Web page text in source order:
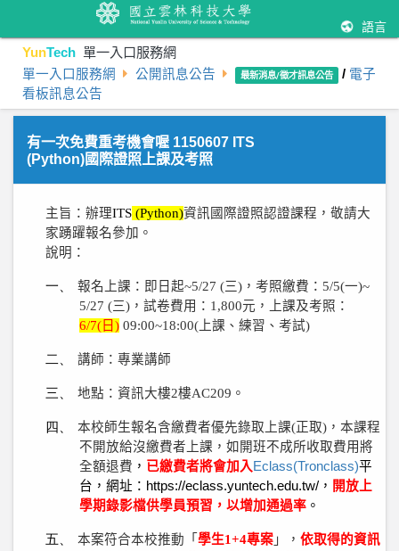
語言
YunTech 單一入口服務網
單一入口服務網 公開訊息公告 最新消息/徵才訊息公告 / 電子
看板訊息公告
有一次免費重考機會喔 1150607 ITS
(Python)國際證照上課及考照
主旨：辦理ITS (Python)資訊國際證照認證課程，敬請大
家踴躍報名參加。
說明：
一、 報名上課：即日起~5/27 (三) ，考照繳費： 5/5(一)~
5/27 (三)，試卷費用： 1,800元，上課及考照：
6/7(日 ) 09:00~18:00(上課、練習、考試)
二、 講師：專業講師
三、 地點：資訊大樓2樓AC209 。
四、 本校師生報名含繳費者優先錄取上課(正取) ，本課程
不開放給沒繳費者上課，如開班不成所收取費用將
全額退費 ， 已繳費者將會加入 Eclass(Tronclass)平
台 ， 網址 ： https://eclass.yuntech.edu.tw/， 開放上
學期錄影檔供學員預習 ， 以增加通過率。
五、 本案符合本校推動 「 學生1+4專案 」， 依取得的資訊